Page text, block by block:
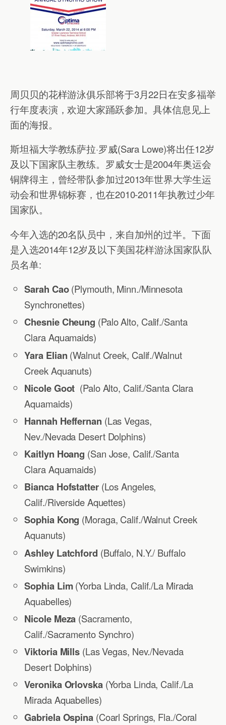
周贝贝的花样游泳俱乐部将于3月22日在安多福举
行年度表演，欢迎大家踊跃参加。具体信息见上
面的海报。
斯坦福大学教练萨拉·罗威(Sara Lowe)将出任12岁
及以下国家队主教练。罗威女士是2004年奥运会
铜牌得主，曾经带队参加过2013年世界大学生运
动会和世界锦标赛，也在2010-2011年执教过少年
国家队。
今年入选的20名队员中，来自加州的过半。下面
是入选2014年12岁及以下美国花样游泳国家队队
员名单:
Sarah Cao(Plymouth, Minn./Minnesota
Synchronettes)
Chesnie Cheung (Palo Alto, Calif./Santa
Clara Aquamaids)
Yara Elian (Walnut Creek, Calif./Walnut
Creek Aquanuts)
Nicole Goot (Palo Alto, Calif./Santa Clara
Aquamaids)
Hannah Heffernan (Las Vegas,
Nev./Nevada Desert Dolphins)
Kaitlyn Hoang (San Jose, Calif./Santa
Clara Aquamaids)
Bianca Hofstatter(Los Angeles,
Calif./Riverside Aquettes)
Sophia Kong (Moraga, Calif./Walnut Creek
Aquanuts)
Ashley Latchford (Buffalo, N.Y./ Buffalo
Swimkins)
Sophia Lim(Yorba Linda, Calif./La Mirada
Aquabelles)
Nicole Meza (Sacramento,
Calif./Sacramento Synchro)
Viktoria Mills (Las Vegas, Nev./Nevada
Desert Dolphins)
Veronika Orlovska(Yorba Linda, Calif./La
Mirada Aquabelles)
Gabriela Ospina(Coarl Springs, Fla./Coral